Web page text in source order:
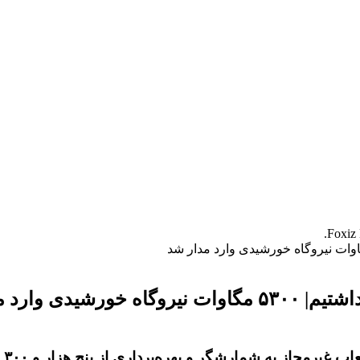
توانیر: امسال خاموشی ناشی از کمبود توان نداشتیم| ۵۳۰۰ مگاوات نیروگاه خورشیدی